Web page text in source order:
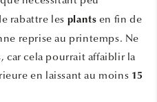
rabattre les plants en fin de
reprise au printemps. Ne
car cela pourrait affaiblir la
en laissant au moins 15